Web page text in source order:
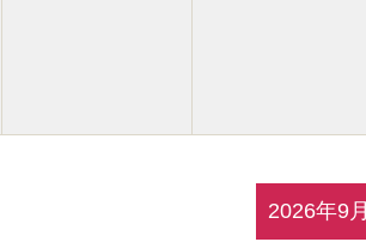
2026年9月